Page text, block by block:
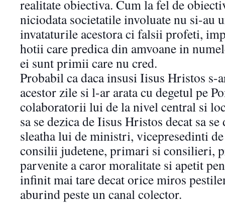
realitate obiectiva. Cum la fel de
niciodata societatile involuate nu si-au
invataturile acestora ci falsii profeti,
hotii care predica din amvoane in
ei sunt primii care nu cred.
Probabil ca daca insusi Iisus Hristos s-
acestor zile si l-ar arata cu degetul pe
colaboratorii lui de la nivel central si
sa se dezica de Iisus Hristos decat sa
sleatha lui de ministri, vicepresedinti
consilii judetene, primari si consilieri,
parvenite a caror moralitate si apetit
infinit mai tare decat orice miros
aburind peste un canal colector.